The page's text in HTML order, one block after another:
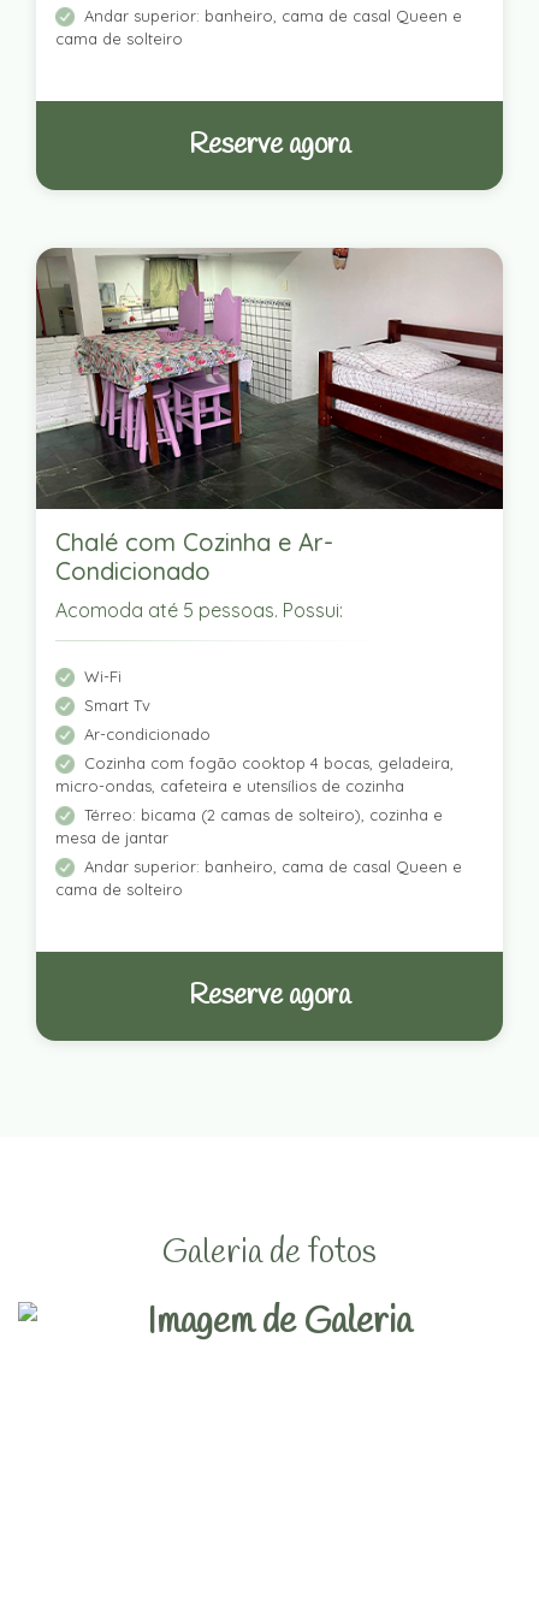
Andar superior: banheiro, cama de casal Queen e
cama de solteiro
Reserve agora
Chalé com Cozinha e Ar-
Condicionado
Acomoda até 5 pessoas. Possui:
Wi-Fi
Smart Tv
Ar-condicionado
Cozinha com fogão cooktop 4 bocas, geladeira,
micro-ondas, cafeteira e utensílios de cozinha
Térreo: bicama (2 camas de solteiro), cozinha e
mesa de jantar
Andar superior: banheiro, cama de casal Queen e
cama de solteiro
Reserve agora
Galeria de fotos